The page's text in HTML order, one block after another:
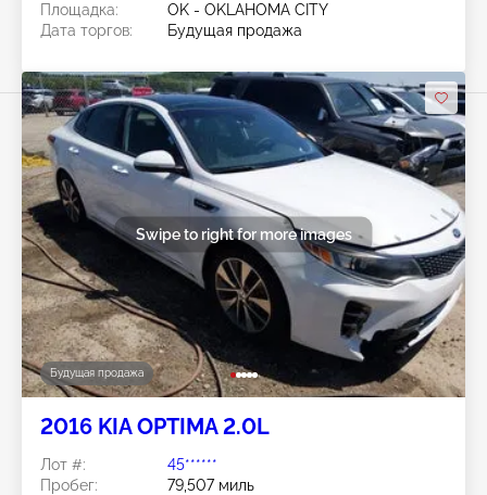
Площадка:
OK - OKLAHOMA CITY
Дата торгов:
Будущая продажа
Будущая продажа
Swipe to right for more images
2016 KIA OPTIMA 2.0L
Лот #:
45******
Пробег:
79,507 миль